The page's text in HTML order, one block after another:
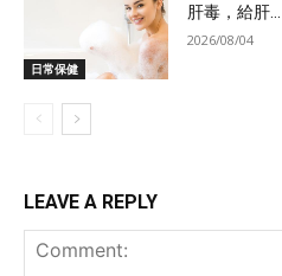
日常保健
肝毒，給肝...
2026/08/04
LEAVE A REPLY